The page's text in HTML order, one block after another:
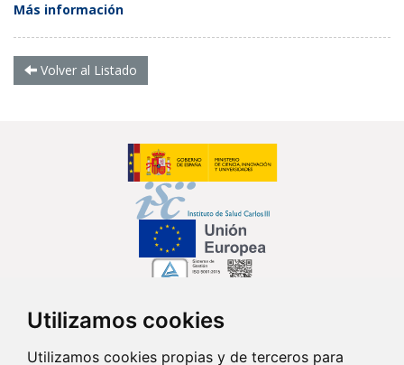
Utilizamos cookies
Utilizamos cookies propias y de terceros para
Más información
Volver al Listado
Síguenos en...